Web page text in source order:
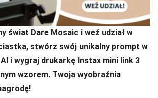
świat Dare Mosaic i weź udział w
stwórz swój unikalny prompt w
i wygraj drukarkę Instax mini link 3
wzorem. Twoja wyobraźnia